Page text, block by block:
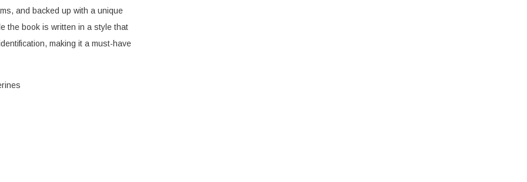
and backed up with a unique
the book is written in a style that
making it a must-have